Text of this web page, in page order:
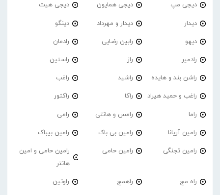
دیجی مپ دیجی همایون دیجی هیت
دیدار دیدار و مهرداد دینگو
دیهو رابین رضایی رادمان
رادمیر راز راستین
راشن بند و هایده راشید راغب
راغب و حمید هیراد راکا راکتور
راما رامس و هانتی رامی
رامین آریانا رامین بی باک رامین بیباک
رامین تجنگی رامین حامی
رامین حامی و امین
هانتر
راه مج راهمج راوتین